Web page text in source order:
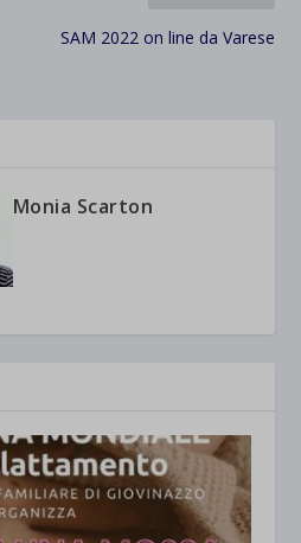
SAM 2022 on line da Varese
Monia Scarton